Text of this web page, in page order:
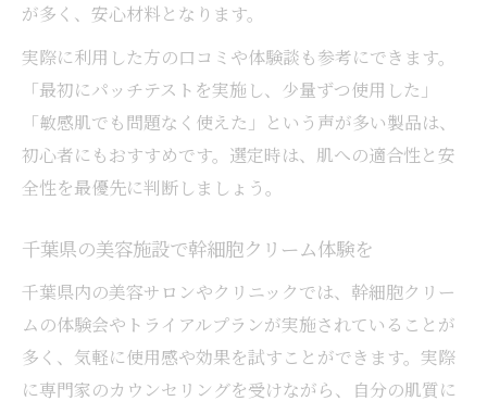
が多く、安心材料となります。
実際に利用した方の口コミや体験談も参考にできます。
「最初にパッチテストを実施し、少量ずつ使用した」
「敏感肌でも問題なく使えた」という声が多い製品は、
初心者にもおすすめです。選定時は、肌への適合性と安
全性を最優先に判断しましょう。
千葉県の美容施設で幹細胞クリーム体験を
千葉県内の美容サロンやクリニックでは、幹細胞クリー
ムの体験会やトライアルプランが実施されていることが
多く、気軽に使用感や効果を試すことができます。実際
に専門家のカウンセリングを受けながら、自分の肌質に